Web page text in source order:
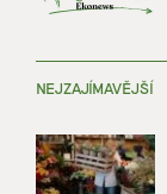
NEJZAJÍMAVĚJŠÍ